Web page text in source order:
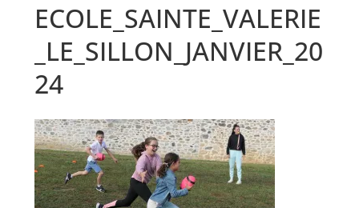
ECOLE_SAINTE_VALERIE
_LE_SILLON_JANVIER_20
24